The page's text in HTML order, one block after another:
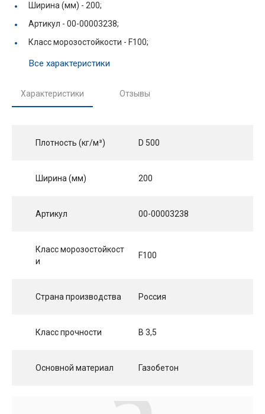
Ширина (мм) - 200;
Артикул - 00-00003238;
Класс морозостойкости - F100;
Все характеристики
Характеристики Отзывы
Плотность (кг/м³) D 500
Ширина (мм) 200
Артикул 00-00003238
Класс морозостойкост
и
F100
Страна производства Россия
Класс прочности B 3,5
Основной материал Газобетон